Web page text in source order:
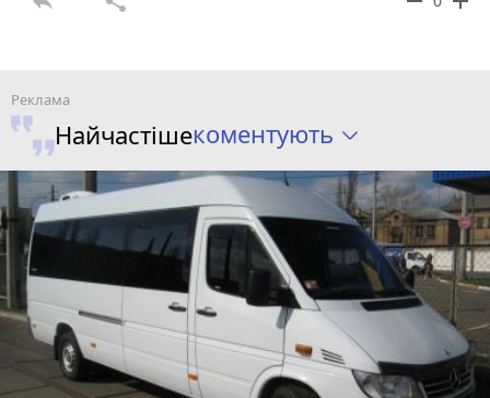
Найчастішекоментують